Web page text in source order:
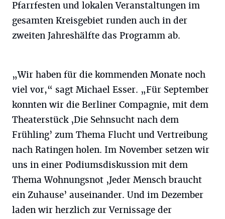
Pfarrfesten und lokalen Veranstaltungen im
gesamten Kreisgebiet runden auch in der
zweiten Jahreshälfte das Programm ab.
„Wir haben für die kommenden Monate noch
viel vor,“ sagt Michael Esser. „Für September
konnten wir die Berliner Compagnie, mit dem
Theaterstück ‚Die Sehnsucht nach dem
Frühling’ zum Thema Flucht und Vertreibung
nach Ratingen holen. Im November setzen wir
uns in einer Podiumsdiskussion mit dem
Thema Wohnungsnot ‚Jeder Mensch braucht
ein Zuhause’ auseinander. Und im Dezember
laden wir herzlich zur Vernissage der